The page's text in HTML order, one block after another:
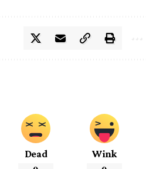
Dead Wink